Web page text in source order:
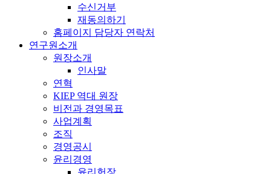
수신거부
재동의하기
홈페이지 담당자 연락처
연구원소개
원장소개
인사말
연혁
KIEP 역대 원장
비전과 경영목표
사업계획
조직
경영공시
윤리경영
윤리헌장